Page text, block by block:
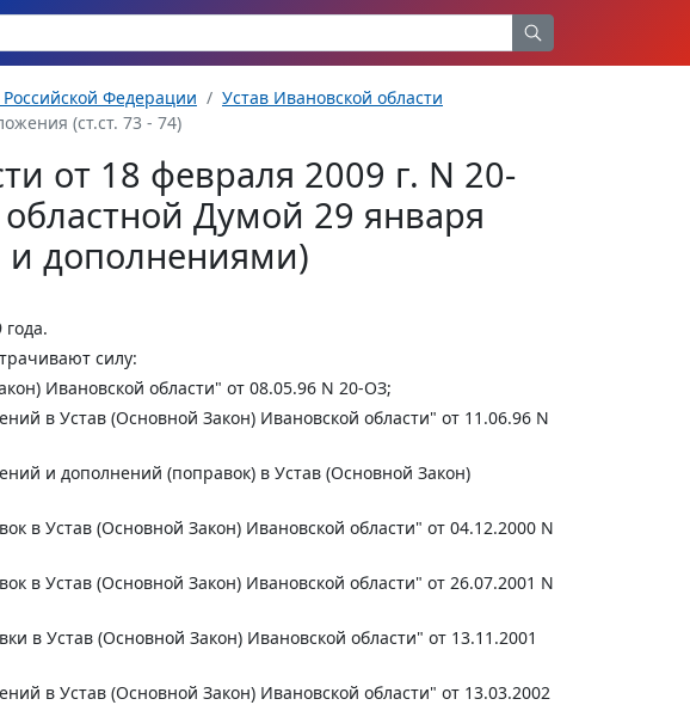
Федерации
Устав Ивановской области
(ст.ст. 73 - 74)
от 18 февраля 2009 г. N 20-
Думой 29 января
и дополнениями)
силу:
Ивановской области" от 08.05.96 N 20-ОЗ;
в Устав (Основной Закон) Ивановской области" от 11.06.96 N
и дополнений (поправок) в Устав (Основной Закон)
в Устав (Основной Закон) Ивановской области" от 04.12.2000 N
в Устав (Основной Закон) Ивановской области" от 26.07.2001 N
в Устав (Основной Закон) Ивановской области" от 13.11.2001
в Устав (Основной Закон) Ивановской области" от 13.03.2002